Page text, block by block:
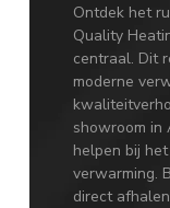
Ontdek het
Quality
centraal. Dit
moderne
showroom in
helpen bij
verwarming.
direct